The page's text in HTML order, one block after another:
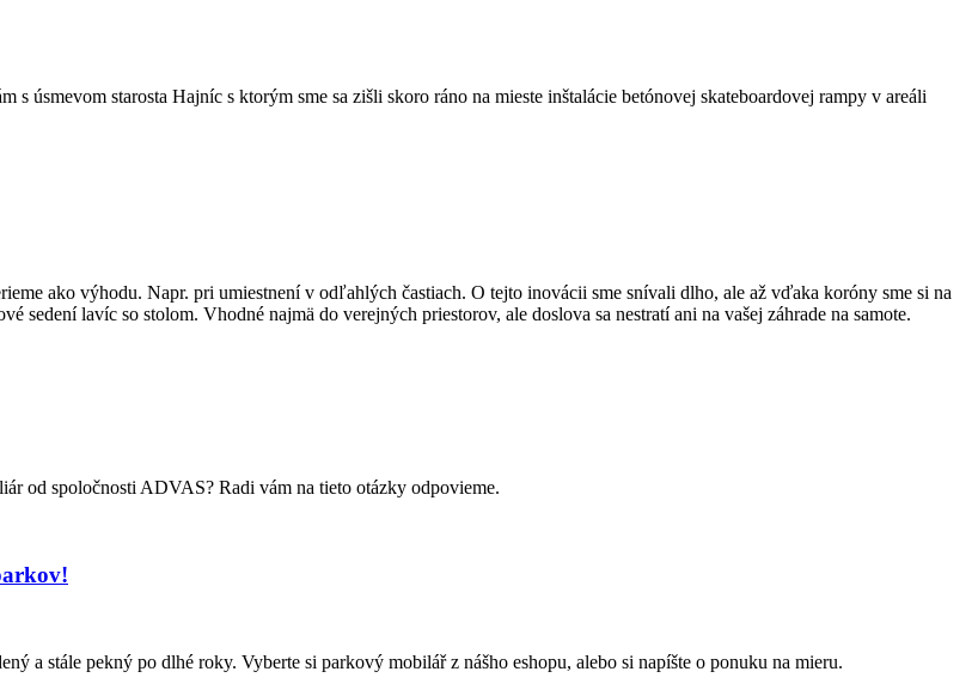
úsmevom starosta Hajníc s ktorým sme sa zišli skoro ráno na mieste inštalácie betónovej skateboardovej rampy v areáli
ako výhodu. Napr. pri umiestnení v odľahlých častiach. O tejto inovácii sme snívali dlho, ale až vďaka koróny sme si na
lavíc so stolom. Vhodné najmä do verejných priestorov, ale doslova sa nestratí ani na vašej záhrade na samote.
od spoločnosti ADVAS? Radi vám na tieto otázky odpovieme.
a stále pekný po dlhé roky. Vyberte si parkový mobilář z nášho eshopu, alebo si napíšte o ponuku na mieru.